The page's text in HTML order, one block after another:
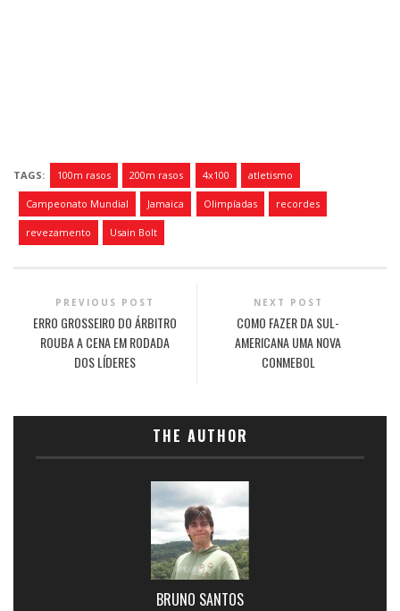
TAGS: 100m rasos 200m rasos 4x100 atletismo
Campeonato Mundial Jamaica Olimpíadas recordes
revezamento Usain Bolt
PREVIOUS POST
ERRO GROSSEIRO DO ÁRBITRO
ROUBA A CENA EM RODADA
DOS LÍDERES
NEXT POST
COMO FAZER DA SUL-
AMERICANA UMA NOVA
CONMEBOL
THE AUTHOR
BRUNO SANTOS